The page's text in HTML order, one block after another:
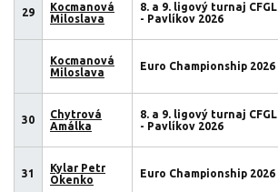
29
Kocmanová
Miloslava
8. a 9. ligový turnaj CFGL
- Pavlíkov 2026
Kocmanová
Miloslava
Euro Championship 2026
30
Chytrová
Amálka
8. a 9. ligový turnaj CFGL
- Pavlíkov 2026
31
Kylar Petr
Okenko
Euro Championship 2026